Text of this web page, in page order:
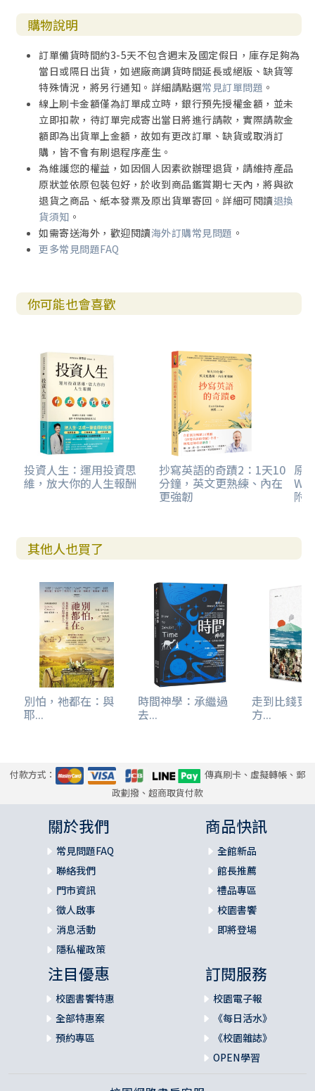
但以理對太監長所派管理的委辦說：「求你試試僕人們十
天，給我們素菜吃，白水喝，然後看看我們的面貌和用王膳
委辦便允准他們這件事，試看他們十天。過了十天，見他們
的面貌比用王膳的一切少年人更加俊美肥胖。於是委辦撤去
派他們用的膳，飲的酒，給他們素菜吃。這四個少年人，神
在各樣文字學問上賜給他們聰明知識；但以理又明白各樣的
異象和夢兆。
尼布甲尼撒王預定帶進少年人來的日期滿了，太監長就把他
們帶到王面前。王與他們談論，見少年人中無一人能比但以
理、哈拿尼雅、米沙利、亞撒利雅，所以留他們在王面前侍
立。王考問他們一切事，就見他們的智慧聰明比通國的術士
和用法術的勝過十倍。（但以理書／達尼爾1:12）
☉步驟一、回想初衷
的，方法是為了達到目的。人常把長久以來做事的方法變成
目的，好像非得這樣做不行。如對做法有質疑，或想試試其
他方法，往往會招來爭議。不妨先提醒對方：做這事真正要
達到的目的為何？是否有其他方法可以達到一樣效果？有沒
有更好的辦法可以取代？這樣溝通才能對準焦點，解決共同
的問題。
☉步驟二、提議取代方案
但以理第一次談判未成，是因所提要求是一己之需，並沒有
解決太監長的職責問題。第二回與委辦溝通，則是「若能達
聖經所示範的，是要我們營造一種環境，就是也要成全對
方。僅顧自己的權益、自己應得之尊重、自己公平的對待
等，似乎合情合理，卻不知對方也為其立場著想，也覺得他
所考量的亦合情合理，因此各自為其立場辯護，都自覺公
正，以致相持不下，關係破壞。顧及對方需要的談判策略才
是上策，也為未來的互動鋪好橋梁，累積籌碼。
☉步驟三、給予試用時間
在步驟二便能取得共識的話，就不一定要到步驟三。「求你
試試僕人們十天」，因為新的做法雖然值得嘗試，但若攸關
效，再恢復原案也還不遲。雖然這有冒險成分，畢竟要有結
果是需要足夠時間，但在以小搏大、以下服上、以弱領強的
分沮喪的經驗，在遭遇重大失敗、飽受挫折之後，通常人會
棄守許多自己的理想、原則、好習慣等，這些青年卻十分淡
定，既來之則安之，凡事都有老天的美意，很快進入情況，
爭取另一階段的優勢機會。
許多人之所以常會一步錯、步步錯，乃是態度所導致。沒有
在受傷經驗後設下停損點，容許自己有理由自暴自棄，亂了
陣腳，覺得既然錯誤已經造成，再努力也無法挽回，索性讓
它爛到底，衰到底，使原本不慎嚴重的錯失真的帶來巨大而
始料未及的虧損！
但以理卻沒有自怨自艾，躲到角落舔傷。既成事實就不需再
而刻意地讓自己想看看，現在的自己應當怎麼想才有幫助？
購物說明
訂單備貨時間約3-5天不包含週末及國定假日，庫存足夠為
當日或隔日出貨，如遇廠商調貨時間延長或絕版、缺貨等
特殊情況，將另行通知。詳細請點選常見訂單問題 。
線上刷卡金額僅為訂單成立時，銀行預先授權金額，並未
立即扣款，待訂單完成寄出當日將進行請款，實際請款金
額即為出貨單上金額，故如有更改訂單、缺貨或取消訂
購，皆不會有刷退程序產生。
為維護您的權益，如因個人因素欲辦理退貨，請維持產品
原狀並依原包裝包好，於收到商品鑑賞期七天內，將與欲
退貨之商品、紙本發票及原出貨單寄回。詳細可閱讀退換
貨須知 。
如需寄送海外，歡迎閱讀海外訂購常見問題 。
更多常見問題FAQ
你可能也會喜歡
投資人生：運用投資思
維，放大你的人生報酬
抄寫英語的奇蹟2：1天10
分鐘，英文更熟練、內在
更強韌
原
附
其他人也買了
別怕，祂都在：與
耶...
時間神學：承繼過
去...
走到比錢更
方...
付款方式：
傳真刷卡、虛擬轉帳、郵
政劃撥、超商取貨付款
關於我們
常見問題FAQ
聯絡我們
門市資訊
徵人啟事
消息活動
隱私權政策
商品快訊
全館新品
館長推薦
禮品專區
校園書饗
即將登場
注目優惠
校園書饗特惠
全部特惠案
預約專區
訂閱服務
校園電子報
《每日活水》
《校園雜誌》
OPEN學習